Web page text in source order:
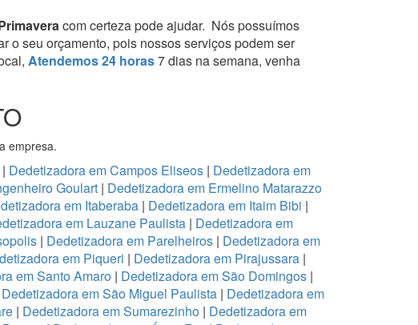
com certeza pode ajudar. Nós possuímos
o seu orçamento, pois nossos serviços podem ser
Atendemos 24 horas7 dias na semana, venha
empresa.
| Dedetizadora em Campos Eliseos | Dedetizadora em
Goulart | Dedetizadora em Ermelino Matarazzo
em Itaberaba | Dedetizadora em Itaim Bibi |
em Lauzane Paulista | Dedetizadora em
| Dedetizadora em Parelheiros | Dedetizadora em
em Piqueri | Dedetizadora em Pirajussara |
em Santo Amaro| Dedetizadora em São Domingos|
Dedetizadora em São Miguel Paulista| Dedetizadora em
| Dedetizadora em Sumarezinho | Dedetizadora em